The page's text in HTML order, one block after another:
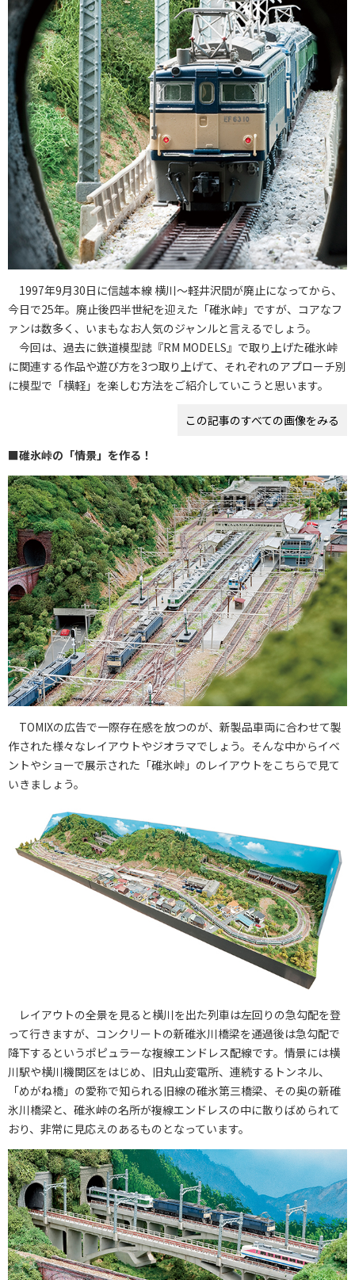
1997年9月30日に信越本線 横川〜軽井沢間が廃止になってから、
今日で25年。廃止後四半世紀を迎えた「碓氷峠」ですが、コアなフ
ァンは数多く、いまもなお人気のジャンルと言えるでしょう。
今回は、過去に鉄道模型誌『RM MODELS』で取り上げた碓氷峠
に関連する作品や遊び方を3つ取り上げて、それぞれのアプローチ別
に模型で「横軽」を楽しむ方法をご紹介していこうと思います。
この記事のすべての画像をみる
■碓氷峠の「情景」を作る！
TOMIXの広告で一際存在感を放つのが、新製品車両に合わせて製
作された様々なレイアウトやジオラマでしょう。そんな中からイベ
ントやショーで展示された「碓氷峠」のレイアウトをこちらで見て
いきましょう。
レイアウトの全景を見ると横川を出た列車は左回りの急勾配を登
って行きますが、コンクリートの新碓氷川橋梁を通過後は急勾配で
降下するというポピュラーな複線エンドレス配線です。情景には横
川駅や横川機関区をはじめ、旧丸山変電所、連続するトンネル、
「めがね橋」の愛称で知られる旧線の碓氷第三橋梁、その奥の新碓
氷川橋梁と、碓氷峠の名所が複線エンドレスの中に散りばめられて
おり、非常に見応えのあるものとなっています。